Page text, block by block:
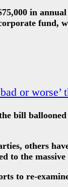
in
fund,
or
bill
others
to the
to re-